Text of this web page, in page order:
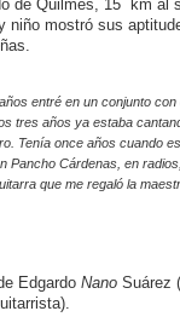
de Quilmes, 15 km al
niño mostró sus
entré en un conjunto
tres años ya estaba
Tenía once años cuando
Pancho Cárdenas, en
que me regaló la
Edgardo NanoSuárez